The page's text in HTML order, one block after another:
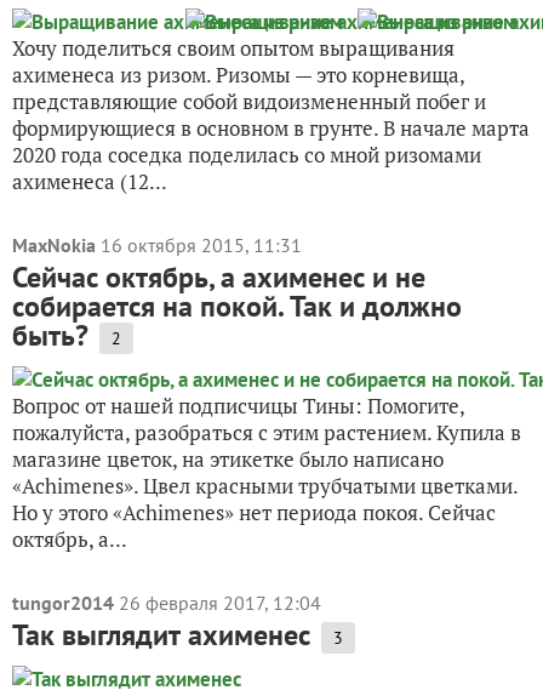
Хочу поделиться своим опытом выращивания
ахименеса из ризом. Ризомы — это корневища,
представляющие собой видоизмененный побег и
формирующиеся в основном в грунте. В начале марта
2020 года соседка поделилась со мной ризомами
ахименеса (12...
MaxNokia 16 октября 2015, 11:31
Сейчас октябрь, а ахименес и не
собирается на покой. Так и должно
быть? 2
Вопрос от нашей подписчицы Тины: Помогите,
пожалуйста, разобраться с этим растением. Купила в
магазине цветок, на этикетке было написано
«Achimenes». Цвел красными трубчатыми цветками.
Но у этого «Achimenes» нет периода покоя. Сейчас
октябрь, а...
tungor2014 26 февраля 2017, 12:04
Так выглядит ахименес 3